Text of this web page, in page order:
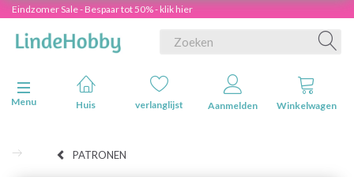
Eindzomer Sale - Bespaar tot 50% - klik hier
Navigatie in-/uitschakelen
Menu
Huis verlanglijst Aanmelden Winkelwagen
PATRONEN